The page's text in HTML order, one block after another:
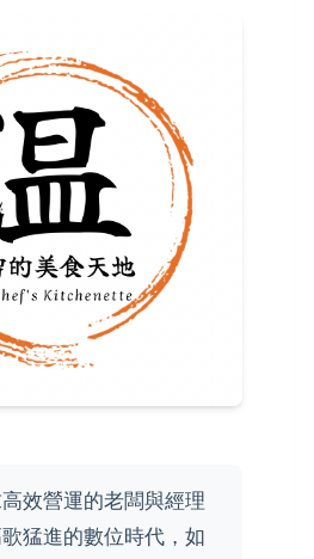
效營運的老闆與經理
猛進的數位時代，如